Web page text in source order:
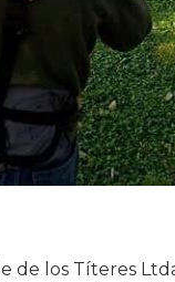
de los Títeres